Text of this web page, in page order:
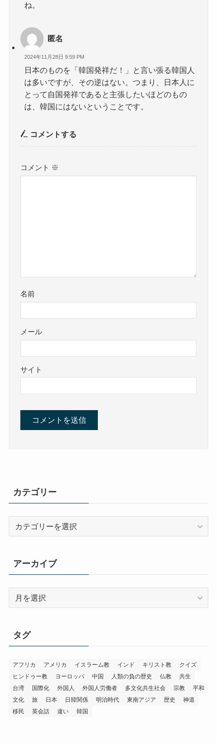
ね。
匿名
2024年11月28日 9:59 PM
日本のものを「韓国発祥だ！」と言い張る韓国人
は多いですが、その逆はない。つまり、日本人に
とって自国発祥であると主張したいほどのもの
は、韓国にはないということです。
コメントする
コメント ※
名前
メール
サイト
カテゴリー
ー
アーカイブ
ブ
タグ
アフリカ アメリカ イスラーム教 インド キリスト教
クイズ
ヒンドゥー教
ヨーロッパ 中国 人類の負の歴史 仏教
共生
台湾
国際化 外国人 外国人労働者 多文化共生社会 宗教
平和
文化
旅 日本 日韓関係 明治時代 東南アジア 歴史
神道
移民
英会話 違い 韓国